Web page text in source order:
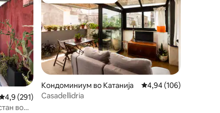
оцена: 4,9 од 5, 291 рецензии
4,9 (291)
во
Кондоминиум во Катанија Просечна оцена: 4,94
4,94 (106)
Casadellidria